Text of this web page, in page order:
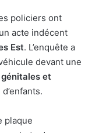
policiers ont
acte indécent
Est. L’enquête a
devant une
et
plaque